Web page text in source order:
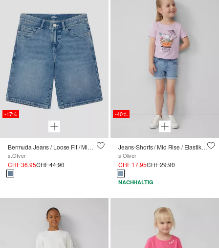
-17%
Bermuda Jeans / Loose Fit / Mid Rise / Wide Leg
s.Oliver
CHF 36.95CHF 44.90
-40%
Jeans-Shorts / Mid Rise / Elastikbund
s.Oliver
CHF 17.95CHF 29.90
NACHHALTIG